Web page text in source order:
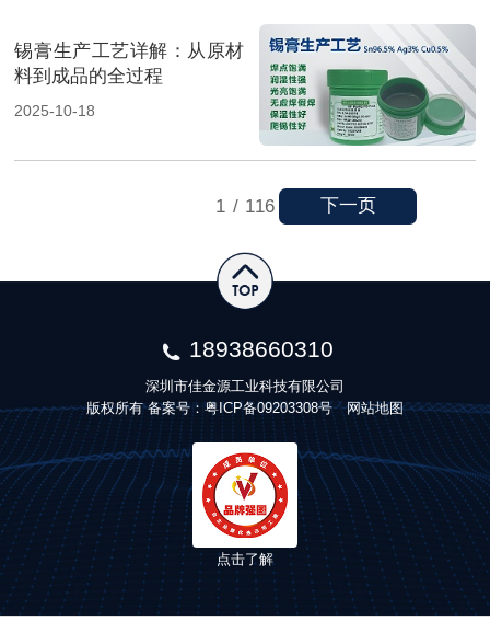
锡膏生产工艺详解：从原材
料到成品的全过程
2025-10-18
1 / 116 下一页
18938660310
深圳市佳金源工业科技有限公司
版权所有 备案号：粤ICP备09203308号 网站地图
点击了解